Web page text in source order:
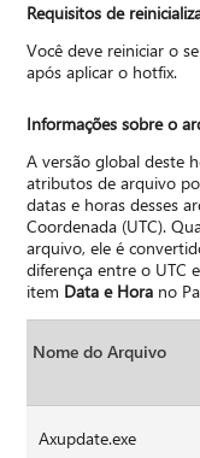
Requisitos de
Você deve reiniciar o
após aplicar o hotfix.
Informações sobre o
A versão global deste
atributos de arquivo
datas e horas desses
Coordenada (UTC).
arquivo, ele é
diferença entre o UTC
item Data e Hora no
Nome do Arquivo
Axupdate.exe